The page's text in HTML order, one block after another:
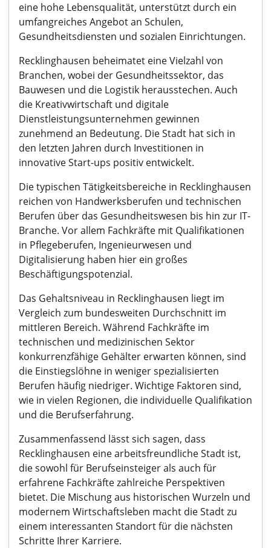
eine hohe Lebensqualität, unterstützt durch ein
umfangreiches Angebot an Schulen,
Gesundheitsdiensten und sozialen Einrichtungen.
Recklinghausen beheimatet eine Vielzahl von
Branchen, wobei der Gesundheitssektor, das
Bauwesen und die Logistik herausstechen. Auch
die Kreativwirtschaft und digitale
Dienstleistungsunternehmen gewinnen
zunehmend an Bedeutung. Die Stadt hat sich in
den letzten Jahren durch Investitionen in
innovative Start-ups positiv entwickelt.
Die typischen Tätigkeitsbereiche in Recklinghausen
reichen von Handwerksberufen und technischen
Berufen über das Gesundheitswesen bis hin zur IT-
Branche. Vor allem Fachkräfte mit Qualifikationen
in Pflegeberufen, Ingenieurwesen und
Digitalisierung haben hier ein großes
Beschäftigungspotenzial.
Das Gehaltsniveau in Recklinghausen liegt im
Vergleich zum bundesweiten Durchschnitt im
mittleren Bereich. Während Fachkräfte im
technischen und medizinischen Sektor
konkurrenzfähige Gehälter erwarten können, sind
die Einstiegslöhne in weniger spezialisierten
Berufen häufig niedriger. Wichtige Faktoren sind,
wie in vielen Regionen, die individuelle Qualifikation
und die Berufserfahrung.
Zusammenfassend lässt sich sagen, dass
Recklinghausen eine arbeitsfreundliche Stadt ist,
die sowohl für Berufseinsteiger als auch für
erfahrene Fachkräfte zahlreiche Perspektiven
bietet. Die Mischung aus historischen Wurzeln und
modernem Wirtschaftsleben macht die Stadt zu
einem interessanten Standort für die nächsten
Schritte Ihrer Karriere.